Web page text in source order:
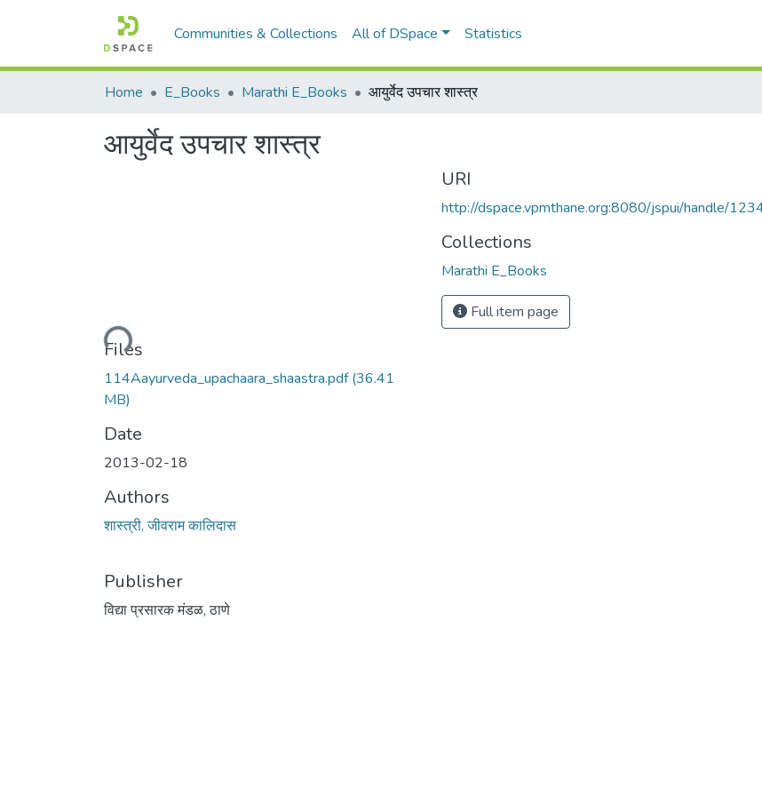
Communities & Collections All of DSpace Statistics
Home E_Books Marathi E_Books आयुर्वेद उपचार शास्त्र
आयुर्वेद उपचार शास्त्र
Loading...
Files
114Aayurveda_upachaara_shaastra.pdf(36.41
MB)
Date
2013-02-18
Authors
शास्त्री, जीवराम कालिदास
Publisher
विद्या प्रसारक मंडळ, ठाणे
URI
http://dspace.vpmthane.org:8080/jspui/handle/
Collections
Marathi E_Books
Full item page